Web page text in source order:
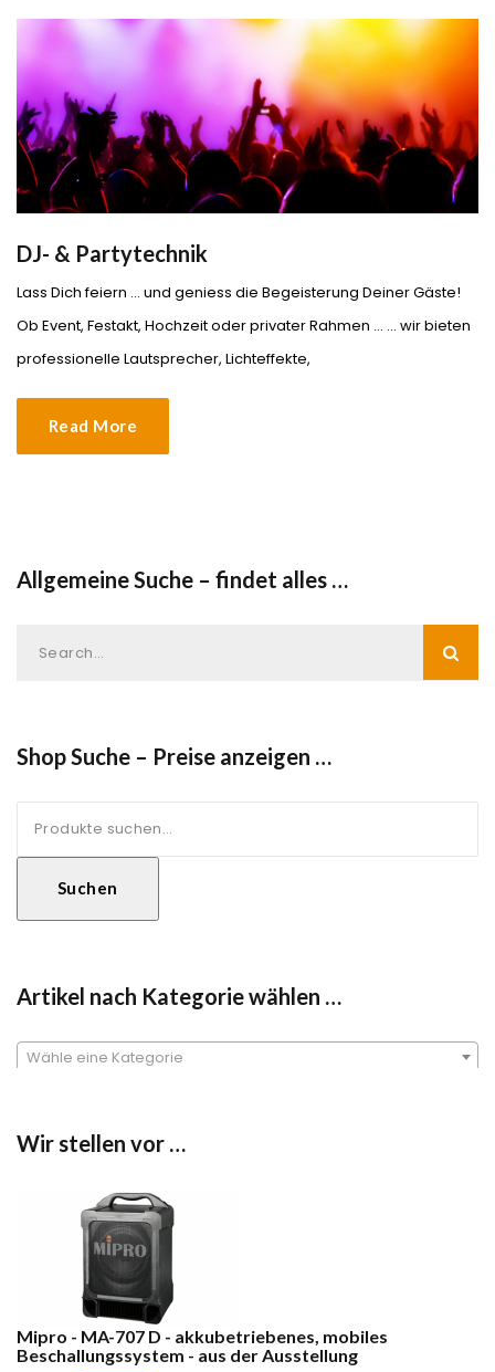
DJ- & Partytechnik
Lass Dich feiern ... und geniess die Begeisterung Deiner Gäste!
Ob Event, Festakt, Hochzeit oder privater Rahmen ... ... wir bieten
professionelle Lautsprecher, Lichteffekte,
Read More
Allgemeine Suche – findet alles …
Shop Suche – Preise anzeigen …
nach:
Suchen
Artikel nach Kategorie wählen …
Wähle eine Kategorie
Wir stellen vor …
Mipro - MA-707 D - akkubetriebenes, mobiles
Beschallungssystem - aus der Ausstellung